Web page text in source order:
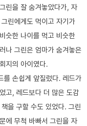
린을 잘 숨겨놓았다가, 자
린에게도 먹이고 자기가
슷한 나이를 먹고 비슷한
나 그린은 엄마가 숨겨놓은
지의 아이였다.
를 손쉽게 앞질렀다. 레드가
고, 레드보다 더 많은 도감
을 구할 수도 있었다. 그린
에 무척 바빠서 그린을 자